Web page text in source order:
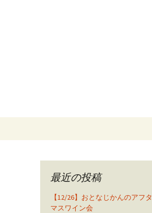
最近の投稿
【12/26】おとなじかんのアフ
マスワイン会